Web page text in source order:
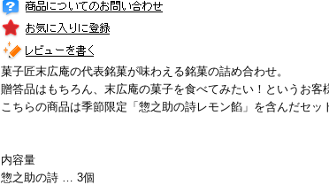
菓子匠末広庵の代表銘菓が味わえる銘菓の詰め合わせ。
贈答品はもちろん、末広庵の菓子を食べてみたい！というお客
こちらの商品は季節限定「惣之助の詩レモン餡」を含んだセッ
内容量
惣之助の詩 … 3個